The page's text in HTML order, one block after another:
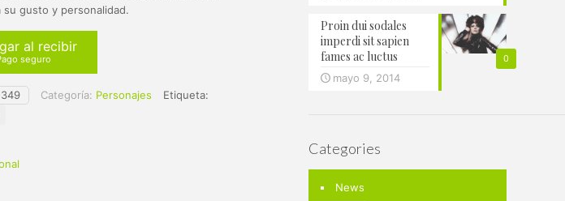
su gusto y personalidad.
al recibir
seguro
Categoría: Personajes Etiqueta:
0
Proin dui sodales
imperdi sit sapien
fames ac luctus
mayo 9, 2014
Categories
News